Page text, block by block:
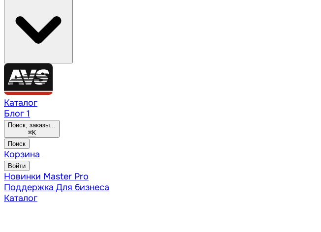
Каталог
Блог 1
Поиск, заказы...
⌘K
Поиск
Корзина
Войти
Новинки Master Pro
Поддержка Для бизнеса
Каталог